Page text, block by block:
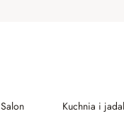
Salon Kuchnia i